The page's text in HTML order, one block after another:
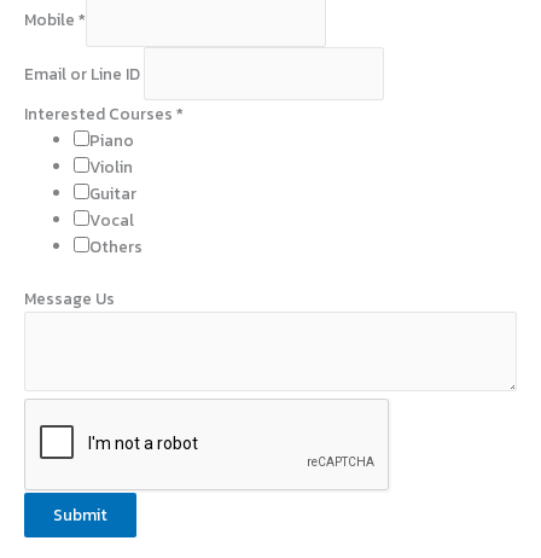
Mobile *
Email or Line ID
Interested Courses *
Piano
Violin
Guitar
Vocal
Others
Message Us
Submit